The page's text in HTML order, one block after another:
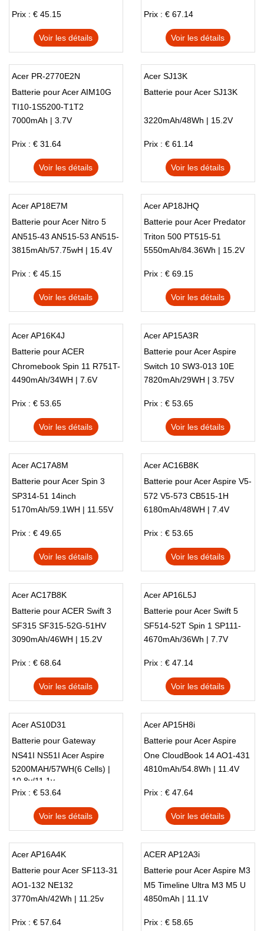
Prix : € 45.15
Voir les détails
Prix : € 67.14
Voir les détails
Acer PR-2770E2N
Batterie pour Acer AIM10G
TI10-1S5200-T1T2
7000mAh | 3.7V
Prix : € 31.64
Voir les détails
Acer SJ13K
Batterie pour Acer SJ13K
3220mAh/48Wh | 15.2V
Prix : € 61.14
Voir les détails
Acer AP18E7M
Batterie pour Acer Nitro 5
AN515-43 AN515-53 AN515-
54 AN517-51
3815mAh/57.75wH | 15.4V
Prix : € 45.15
Voir les détails
Acer AP18JHQ
Batterie pour Acer Predator
Triton 500 PT515-51
ConceptD 7 CN715-71
5550mAh/84.36Wh | 15.2V
Prix : € 69.15
Voir les détails
Acer AP16K4J
Batterie pour ACER
Chromebook Spin 11 R751T-
C4XP R751TN-C5P3
4490mAh/34WH | 7.6V
Prix : € 53.65
Voir les détails
Acer AP15A3R
Batterie pour Acer Aspire
Switch 10 SW3-013 10E
SW3-013P
7820mAh/29WH | 3.75V
Prix : € 53.65
Voir les détails
Acer AC17A8M
Batterie pour Acer Spin 3
SP314-51 14inch
5170mAh/59.1WH | 11.55V
Prix : € 49.65
Voir les détails
Acer AC16B8K
Batterie pour Acer Aspire V5-
572 V5-573 CB515-1H
CB515-1HT
6180mAh/48WH | 7.4V
Prix : € 53.65
Voir les détails
Acer AC17B8K
Batterie pour ACER Swift 3
SF315 SF315-52G-51HV
SF315-52G-58R7
3090mAh/46WH | 15.2V
Prix : € 68.64
Voir les détails
Acer AP16L5J
Batterie pour Acer Swift 5
SF514-52T Spin 1 SP111-
32N GW312-31 SW312-31
4670mAh/36Wh | 7.7V
Prix : € 47.14
Voir les détails
Acer AS10D31
Batterie pour Gateway
NS41I NS51I Acer Aspire
4551 4741 5750
5200MAH/57WH(6 Cells) |
10.8v/11.1v
Prix : € 53.64
Voir les détails
Acer AP15H8i
Batterie pour Acer Aspire
One CloudBook 14 AO1-431
4810mAh/54.8Wh | 11.4V
Prix : € 47.64
Voir les détails
Acer AP16A4K
Batterie pour Acer SF113-31
AO1-132 NE132
3770mAh/42Wh | 11.25v
Prix : € 57.64
ACER AP12A3i
Batterie pour Acer Aspire M3
M5 Timeline Ultra M3 M5 U
M5-481TG-6814
4850mAh | 11.1V
Prix : € 58.65